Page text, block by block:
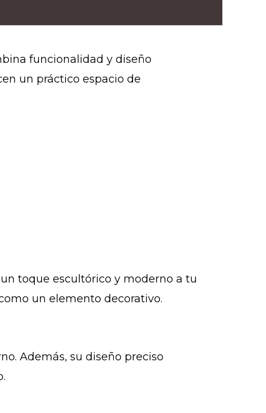
funcionalidad y diseño
un práctico espacio de
toque escultórico y moderno a tu
un elemento decorativo.
Además, su diseño preciso